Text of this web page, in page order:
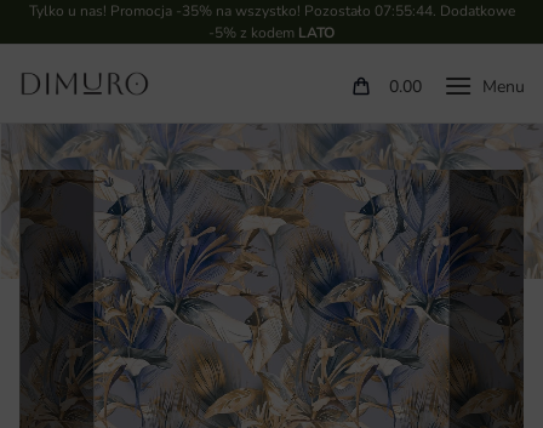
Tylko u nas! Promocja -35% na wszystko! Pozostało 07:55:43. Dodatkowe
-5% z kodem LATO
0.00